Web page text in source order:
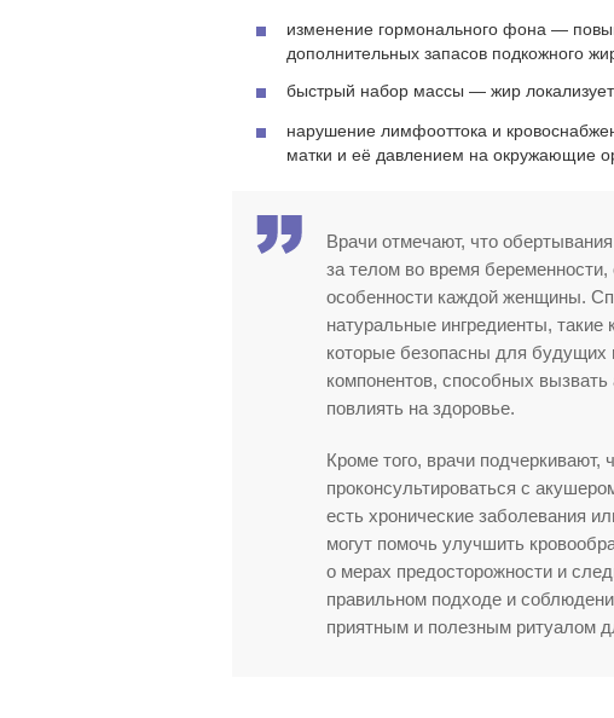
изменение гормонального фона —
дополнительных запасов подкожного
быстрый набор массы — жир
нарушение лимфооттока и
матки и её давлением на окружающие
Врачи отмечают, что
за телом во время
особенности каждой женщины.
натуральные ингредиенты,
которые безопасны для будущих
компонентов, способных
повлиять на здоровье.
Кроме того, врачи подчеркивают,
проконсультироваться с
есть хронические заболевания
могут помочь улучшить
о мерах предосторожности и
правильном подходе и
приятным и полезным ритуалом